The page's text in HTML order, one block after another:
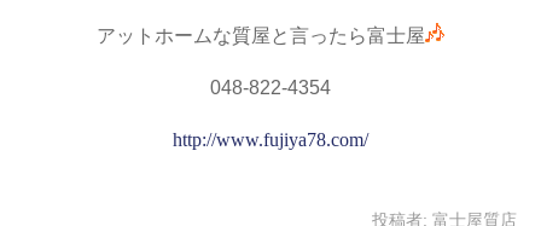
アットホームな質屋と言ったら富士屋
048-822-4354
http://www.fujiya78.com/
投稿者: 富士屋質店